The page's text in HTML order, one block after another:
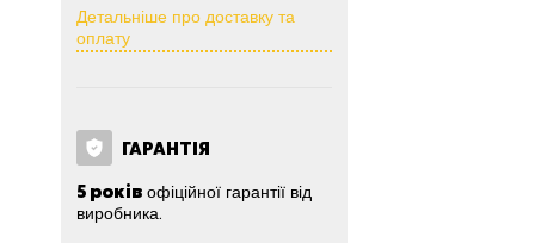
Детальніше про доставку та
оплату
ГАРАНТІЯ
5 років офіційної гарантії від
виробника.